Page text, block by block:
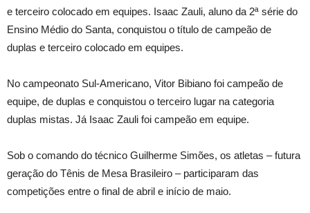
e terceiro colocado em equipes. Isaac Zauli, aluno da 2ª série do
Ensino Médio do Santa, conquistou o título de campeão de
duplas e terceiro colocado em equipes.
No campeonato Sul-Americano, Vitor Bibiano foi campeão de
equipe, de duplas e conquistou o terceiro lugar na categoria
duplas mistas. Já Isaac Zauli foi campeão em equipe.
Sob o comando do técnico Guilherme Simões, os atletas – futura
geração do Tênis de Mesa Brasileiro – participaram das
competições entre o final de abril e início de maio.